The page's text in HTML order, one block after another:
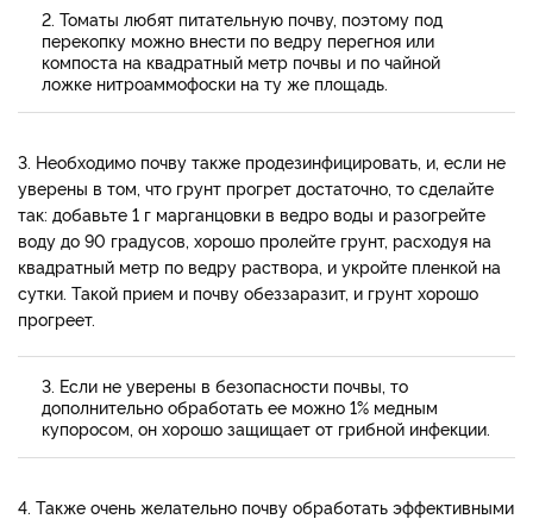
2. Томаты любят питательную почву, поэтому под
перекопку можно внести по ведру перегноя или
компоста на квадратный метр почвы и по чайной
ложке нитроаммофоски на ту же площадь.
3. Необходимо почву также продезинфицировать, и, если не
уверены в том, что грунт прогрет достаточно, то сделайте
так: добавьте 1 г марганцовки в ведро воды и разогрейте
воду до 90 градусов, хорошо пролейте грунт, расходуя на
квадратный метр по ведру раствора, и укройте пленкой на
сутки. Такой прием и почву обеззаразит, и грунт хорошо
прогреет.
3. Если не уверены в безопасности почвы, то
дополнительно обработать ее можно 1% медным
купоросом, он хорошо защищает от грибной инфекции.
4. Также очень желательно почву обработать эффективными